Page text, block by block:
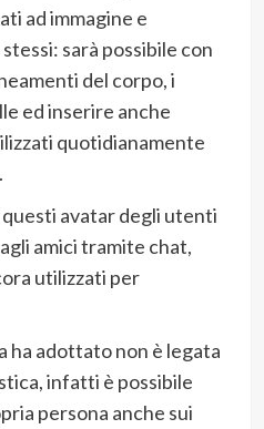
ad immagine e
sarà possibile con
del corpo, i
ed inserire anche
quotidianamente
avatar degli utenti
amici tramite chat,
utilizzati per
ha adottato non è legata
infatti è possibile
persona anche sui